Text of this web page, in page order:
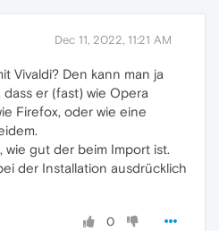
Dec 11, 2022, 11:21 AM
Vivaldi? Den kann man ja
er (fast) wie Opera
Firefox, oder wie eine
wie gut der beim Import ist.
der Installation ausdrücklich
0